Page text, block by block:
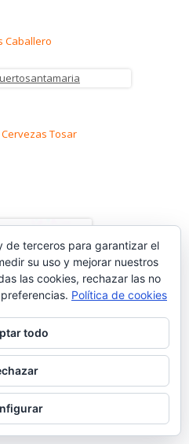
Caballero
Tosar
RECIENTES
de terceros para garantizar el
su uso y mejorar nuestros
las cookies, rechazar las no
Política de cookies
todo